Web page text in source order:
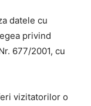
datele cu
privind
677/2001, cu
vizitatorilor o